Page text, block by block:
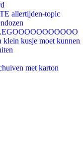
allertijden-topic
kusje moet kunnen
met karton